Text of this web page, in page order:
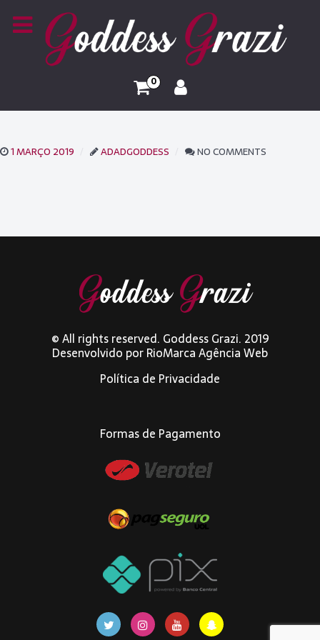
0
1 MARÇO 2019 ADADGODDESS NO COMMENTS
© All rights reserved. Goddess Grazi. 2019
Desenvolvido porRioMarca Agência Web
Política de Privacidade
Formas de Pagamento